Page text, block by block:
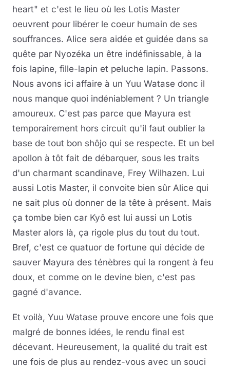
heart" et c'est le lieu où les Lotis Master
oeuvrent pour libérer le coeur humain de ses
souffrances. Alice sera aidée et guidée dans sa
quête par Nyozéka un être indéfinissable, à la
fois lapine, fille-lapin et peluche lapin. Passons.
Nous avons ici affaire à un Yuu Watase donc il
nous manque quoi indéniablement ? Un triangle
amoureux. C'est pas parce que Mayura est
temporairement hors circuit qu'il faut oublier la
base de tout bon shôjo qui se respecte. Et un bel
apollon à tôt fait de débarquer, sous les traits
d'un charmant scandinave, Frey Wilhazen. Lui
aussi Lotis Master, il convoite bien sûr Alice qui
ne sait plus où donner de la tête à présent. Mais
ça tombe bien car Kyô est lui aussi un Lotis
Master alors là, ça rigole plus du tout du tout.
Bref, c'est ce quatuor de fortune qui décide de
sauver Mayura des ténèbres qui la rongent à feu
doux, et comme on le devine bien, c'est pas
gagné d'avance.
Et voilà, Yuu Watase prouve encore une fois que
malgré de bonnes idées, le rendu final est
décevant. Heureusement, la qualité du trait est
une fois de plus au rendez-vous avec un souci